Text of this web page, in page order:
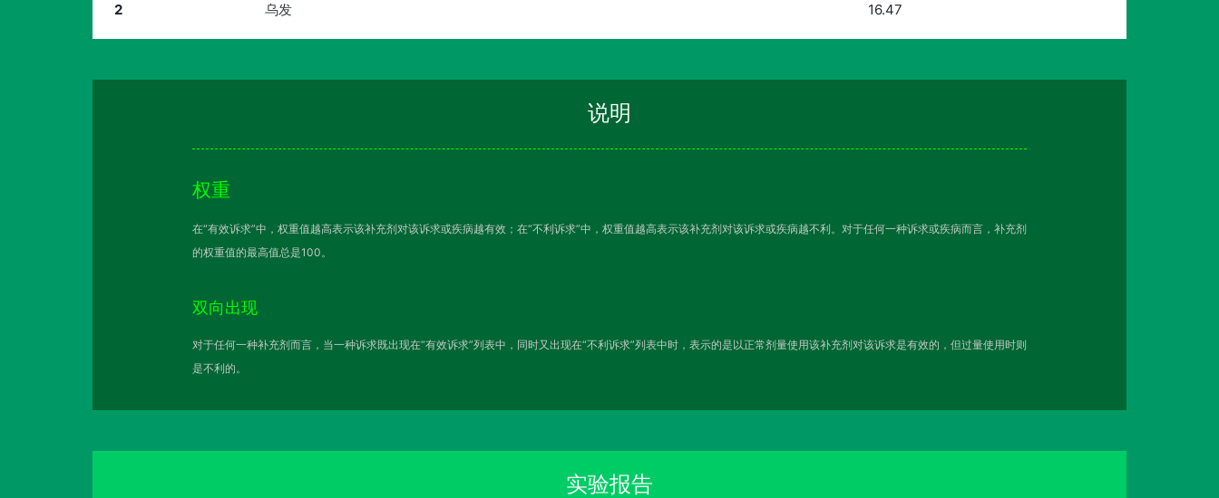
2 乌发 16.47
说明
权重
在“有效诉求”中，权重值越高表示该补充剂对该诉求或疾病越有效；在“不利诉求”中，权重值越高表示该补充剂对该诉求或疾病越不利。对于任何一种诉求或疾病而言，补充剂
的权重值的最高值总是100。
双向出现
对于任何一种补充剂而言，当一种诉求既出现在“有效诉求”列表中，同时又出现在“不利诉求”列表中时，表示的是以正常剂量使用该补充剂对该诉求是有效的，但过量使用时则
是不利的。
实验报告